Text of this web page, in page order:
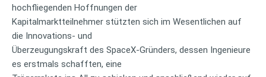
hochfliegenden Hoffnungen der
Kapitalmarktteilnehmer stützten sich im Wesentlichen auf
die Innovations- und
Überzeugungskraft des SpaceX-Gründers, dessen Ingenieure
es erstmals schafften, eine